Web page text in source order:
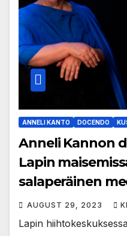
ANNELI KANTO DOCENDO
Anneli Kannon
Lapin
salaperäinen
AUGUST 29, 2023
Lapin